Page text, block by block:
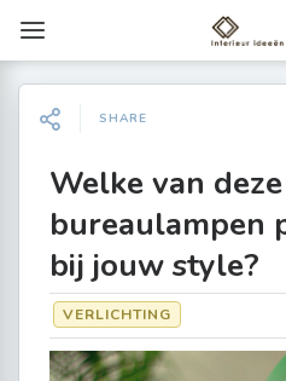
SHARE
Welke van
bureaulampen
bij jouw style?
VERLICHTING